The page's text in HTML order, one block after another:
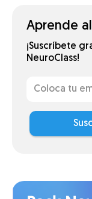
Aprende
¡Suscríbete
NeuroClass!